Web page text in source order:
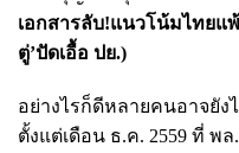
เอกสารลับ!แนวโน้มไทยแ
ตู่’ปัดเอื้อ ปย.)
อย่างไรก็ดีหลายคนอาจยั
ตั้งแต่เดือน ธ.ค. 2559 ที่ พ